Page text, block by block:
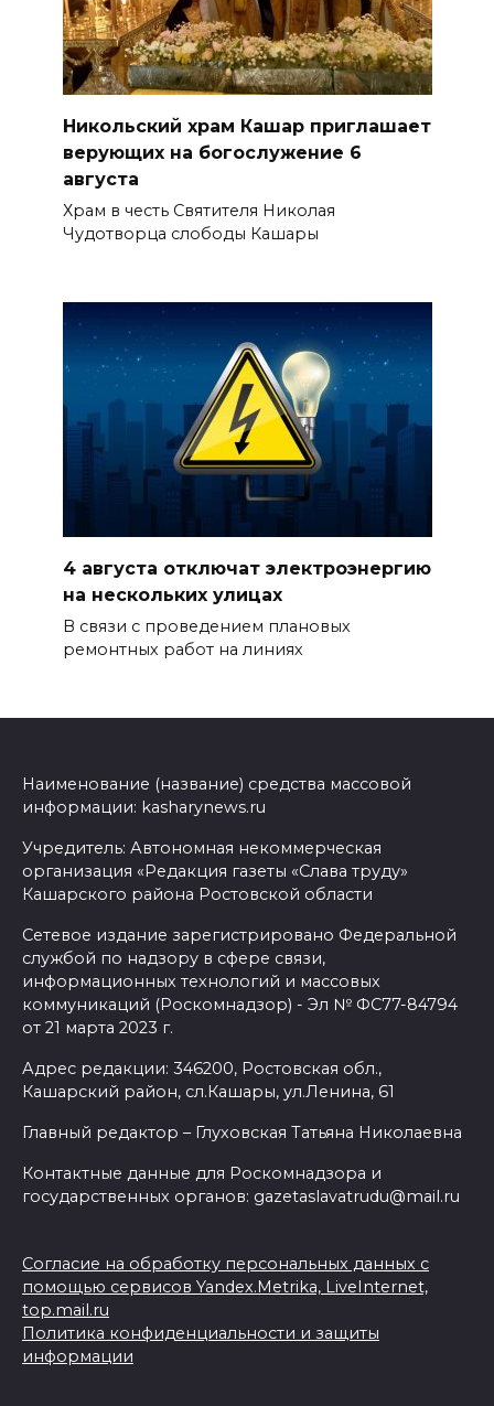
Никольский храм Кашар приглашает
верующих на богослужение 6
августа
Храм в честь Святителя Николая
Чудотворца слободы Кашары
4 августа отключат электроэнергию
на нескольких улицах
В связи с проведением плановых
ремонтных работ на линиях
Наименование (название) средства массовой
информации: kasharynews.ru
Учредитель: Автономная некоммерческая
организация «Редакция газеты «Слава труду»
Кашарского района Ростовской области
Сетевое издание зарегистрировано Федеральной
службой по надзору в сфере связи,
информационных технологий и массовых
коммуникаций (Роскомнадзор) - Эл № ФС77-84794
от 21 марта 2023 г.
Адрес редакции: 346200, Ростовская обл.,
Кашарский район, сл.Кашары, ул.Ленина, 61
Главный редактор – Глуховская Татьяна Николаевна
Контактные данные для Роскомнадзора и
государственных органов: gazetaslavatrudu@mail.ru
Согласие на обработку персональных данных с
помощью сервисов Yandex.Metrika, LiveInternet,
top.mail.ru
Политика конфиденциальности и защиты
информации